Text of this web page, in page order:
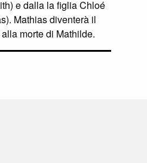
e dalla la figlia Chloé
Mathias diventerà il
morte di Mathilde.